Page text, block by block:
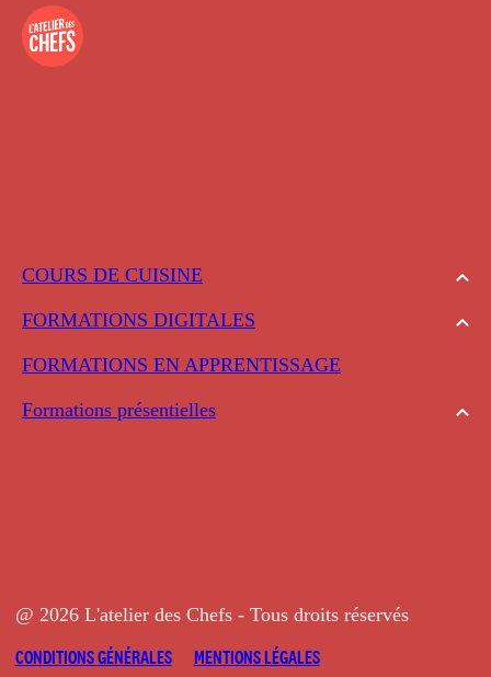
COURS DE CUISINE
FORMATIONS DIGITALES
FORMATIONS EN APPRENTISSAGE
Formations présentielles
@ 2026 L'atelier des Chefs - Tous droits réservés
CONDITIONS GÉNÉRALES
MENTIONS LÉGALES